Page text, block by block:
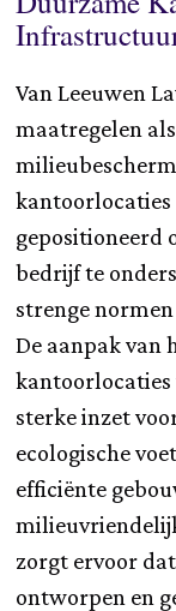
Van Leeuwen
maatregelen
kantoorlocaties
gepositioneerd
bedrijf te
strenge
De aanpak van
kantoorlocaties
sterke inzet
ecologische
efficiënte
zorgt ervoor
ontworpen en